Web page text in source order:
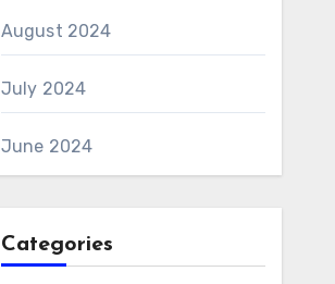
August 2024
July 2024
June 2024
Categories